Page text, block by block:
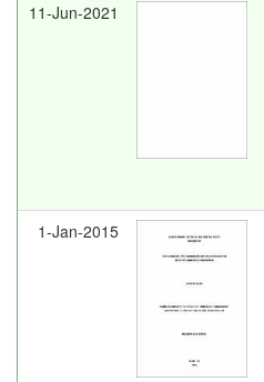
11-Jun-2021
1-Jan-2015